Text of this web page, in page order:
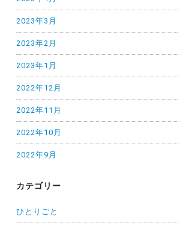
2023年3月
2023年2月
2023年1月
2022年12月
2022年11月
2022年10月
2022年9月
カテゴリー
ひとりごと